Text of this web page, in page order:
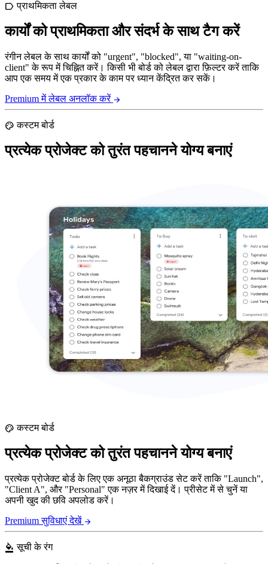
label प्राथमिकता लेबल
कार्यों को प्राथमिकता और संदर्भ के साथ टैग करें
रंगीन लेबल के साथ कार्यों को "urgent", "blocked", या "waiting-on-
client" के रूप में चिह्नित करें। किसी भी बोर्ड को लेबल द्वारा फ़िल्टर करें ताकि
आप एक समय में एक प्रकार के काम पर ध्यान केंद्रित कर सकें।
Premium में लेबल अनलॉक करें arrow_forward
palette कस्टम बोर्ड
प्रत्येक प्रोजेक्ट को तुरंत पहचानने योग्य बनाएं
palette कस्टम बोर्ड
प्रत्येक प्रोजेक्ट को तुरंत पहचानने योग्य बनाएं
प्रत्येक प्रोजेक्ट बोर्ड के लिए एक अनूठा बैकग्राउंड सेट करें ताकि "Launch",
"Client A", और "Personal" एक नज़र में दिखाई दें। प्रीसेट में से चुनें या
अपनी खुद की छवि अपलोड करें।
Premium सुविधाएं देखें arrow_forward
format_color_fill सूची के रंग